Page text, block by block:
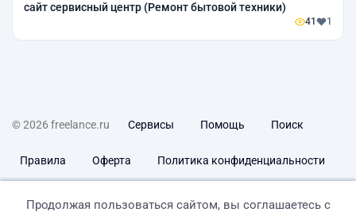
сайт сервисный центр (Ремонт бытовой техники)
41 1
© 2026 freelance.ru Сервисы Помощь Поиск
Правила Оферта Политика конфиденциальности
Продолжая пользоваться сайтом, вы соглашаетесь с